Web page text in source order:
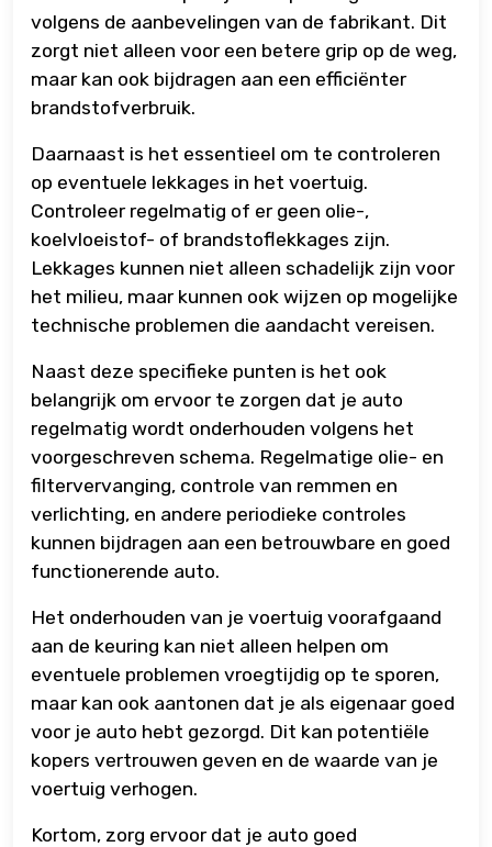
volgens de aanbevelingen van de fabrikant. Dit
zorgt niet alleen voor een betere grip op de weg,
maar kan ook bijdragen aan een efficiënter
brandstofverbruik.
Daarnaast is het essentieel om te controleren
op eventuele lekkages in het voertuig.
Controleer regelmatig of er geen olie-,
koelvloeistof- of brandstoflekkages zijn.
Lekkages kunnen niet alleen schadelijk zijn voor
het milieu, maar kunnen ook wijzen op mogelijke
technische problemen die aandacht vereisen.
Naast deze specifieke punten is het ook
belangrijk om ervoor te zorgen dat je auto
regelmatig wordt onderhouden volgens het
voorgeschreven schema. Regelmatige olie- en
filtervervanging, controle van remmen en
verlichting, en andere periodieke controles
kunnen bijdragen aan een betrouwbare en goed
functionerende auto.
Het onderhouden van je voertuig voorafgaand
aan de keuring kan niet alleen helpen om
eventuele problemen vroegtijdig op te sporen,
maar kan ook aantonen dat je als eigenaar goed
voor je auto hebt gezorgd. Dit kan potentiële
kopers vertrouwen geven en de waarde van je
voertuig verhogen.
Kortom, zorg ervoor dat je auto goed